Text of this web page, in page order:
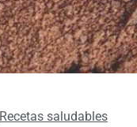
Recetas saludables